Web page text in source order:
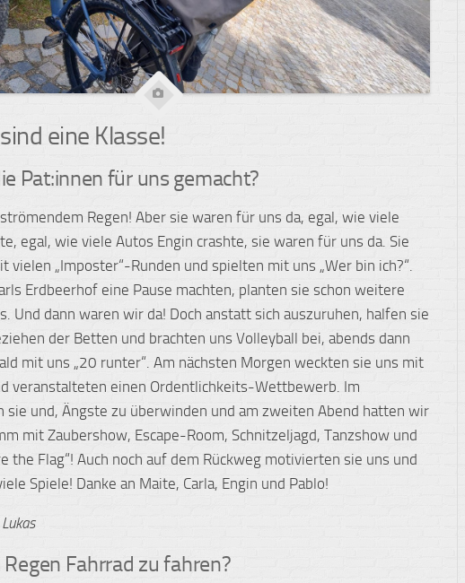
eine Klasse!
Pat:innen für uns gemacht?
Regen! Aber sie waren für uns da, egal, wie viele
egal, wie viele Autos Engin crashte, sie waren für uns da. Sie
vielen „Imposter“-Runden und spielten mit uns „Wer bin ich?“.
Erdbeerhof eine Pause machten, planten sie schon weitere
Und dann waren wir da! Doch anstatt sich auszuruhen, halfen sie
der Betten und brachten uns Volleyball bei, abends dann
mit uns „20 runter“. Am nächsten Morgen weckten sie uns mit
veranstalteten einen Ordentlichkeits-Wettbewerb. Im
sie und, Ängste zu überwinden und am zweiten Abend hatten wir
mit Zaubershow, Escape-Room, Schnitzeljagd, Tanzshow und
the Flag“! Auch noch auf dem Rückweg motivierten sie uns und
Spiele! Danke an Maite, Carla, Engin und Pablo!
Fahrrad zu fahren?